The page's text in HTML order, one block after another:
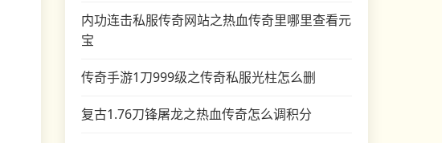
内功连击私服传奇网站之热血传奇里哪里查看元
宝
传奇手游1刀999级之传奇私服光柱怎么删
复古1.76刀锋屠龙之热血传奇怎么调积分